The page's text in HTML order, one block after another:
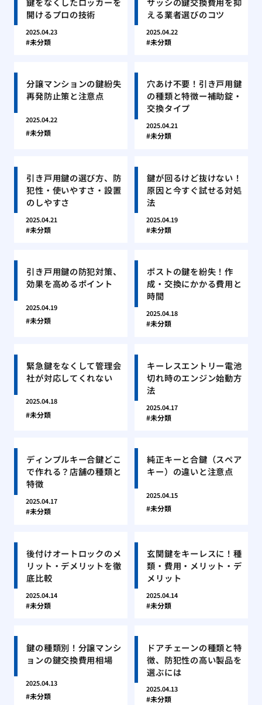
開けるプロの技術
2025.04.23
未分類
える業者選びのコツ
2025.04.22
未分類
分譲マンションの鍵紛失
再発防止策と注意点
2025.04.22
未分類
穴あけ不要！引き戸用鍵
の種類と特徴ー補助錠・
交換タイプ
2025.04.21
未分類
引き戸用鍵の選び方、防
犯性・使いやすさ・設置
のしやすさ
2025.04.21
未分類
鍵が回るけど抜けない！
原因と今すぐ試せる対処
法
2025.04.19
未分類
引き戸用鍵の防犯対策、
効果を高めるポイント
2025.04.19
未分類
ポストの鍵を紛失！作
成・交換にかかる費用と
時間
2025.04.18
未分類
緊急鍵をなくして管理会
社が対応してくれない
2025.04.18
未分類
キーレスエントリー電池
切れ時のエンジン始動方
法
2025.04.17
未分類
ディンプルキー合鍵どこ
で作れる？店舗の種類と
特徴
2025.04.17
未分類
純正キーと合鍵（スペア
キー）の違いと注意点
2025.04.15
未分類
後付けオートロックのメ
リット・デメリットを徹
底比較
2025.04.14
未分類
玄関鍵をキーレスに！種
類・費用・メリット・デ
メリット
2025.04.14
未分類
鍵の種類別！分譲マンシ
ョンの鍵交換費用相場
2025.04.13
未分類
ドアチェーンの種類と特
徴、防犯性の高い製品を
選ぶには
2025.04.13
未分類